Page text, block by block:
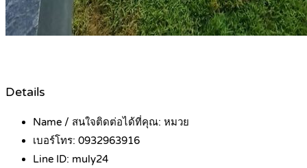
Details
Name / สนใจติดต่อได้ที่คุณ: หมวย
เบอร์โทร: 0932963916
Line ID: muly24